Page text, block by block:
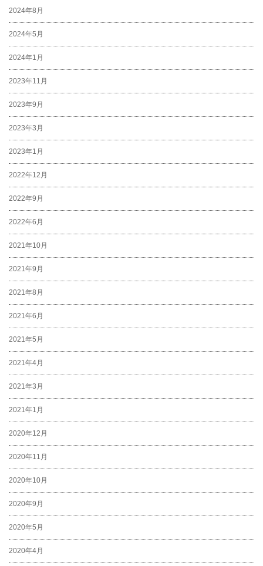
2024年8月
2024年5月
2024年1月
2023年11月
2023年9月
2023年3月
2023年1月
2022年12月
2022年9月
2022年6月
2021年10月
2021年9月
2021年8月
2021年6月
2021年5月
2021年4月
2021年3月
2021年1月
2020年12月
2020年11月
2020年10月
2020年9月
2020年5月
2020年4月